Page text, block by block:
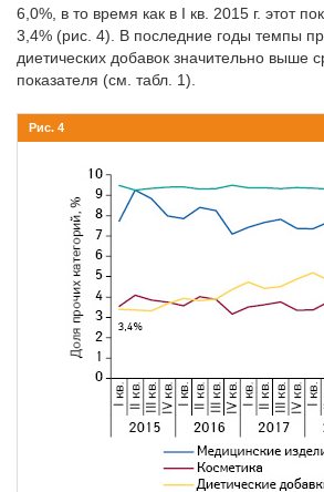
6,0%, в то время как в I кв. 2015 г. этот
3,4% (рис. 4). В последние годы темпы
диетических добавок значительно выше
показателя (см. табл. 1).
Рис. 4